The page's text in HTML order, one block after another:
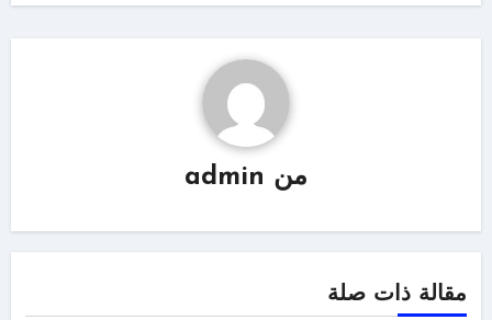
من admin
مقالة ذات صلة